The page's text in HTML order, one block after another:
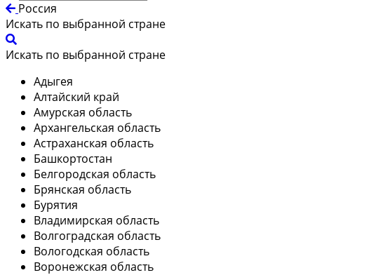
Россия
Искать по выбранной стране
Искать по выбранной стране
Адыгея
Алтайский край
Амурская область
Архангельская область
Астраханская область
Башкортостан
Белгородская область
Брянская область
Бурятия
Владимирская область
Волгоградская область
Вологодская область
Воронежская область